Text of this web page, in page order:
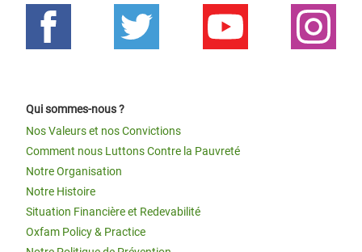
Qui sommes-nous ?
Nos Valeurs et nos Convictions
Comment nous Luttons Contre la Pauvreté
Notre Organisation
Notre Histoire
Situation Financière et Redevabilité
Oxfam Policy & Practice